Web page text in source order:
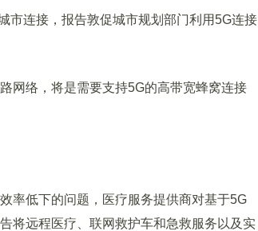
连接，报告敦促城市规划部门利用5G连接
络，将是需要支持5G的高带宽蜂窝连接
低下的问题，医疗服务提供商对基于5G
将远程医疗、联网救护车和急救服务以及实